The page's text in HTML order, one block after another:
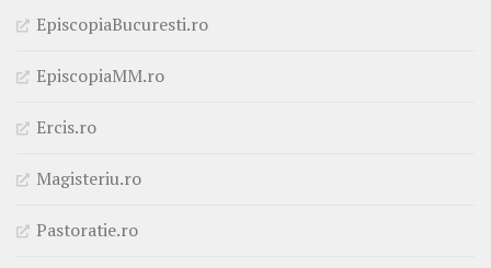
EpiscopiaBucuresti.ro
EpiscopiaMM.ro
Ercis.ro
Magisteriu.ro
Pastoratie.ro